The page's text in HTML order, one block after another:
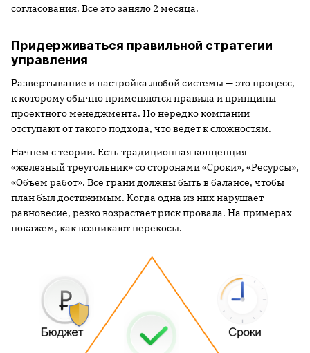
согласования. Всё это заняло 2 месяца.
Придерживаться правильной стратегии
управления
Развертывание и настройка любой системы — это процесс,
к которому обычно применяются правила и принципы
проектного менеджмента. Но нередко компании
отступают от такого подхода, что ведет к сложностям.
Начнем с теории. Есть традиционная концепция
«железный треугольник» со сторонами «Сроки», «Ресурсы»,
«Объем работ». Все грани должны быть в балансе, чтобы
план был достижимым. Когда одна из них нарушает
равновесие, резко возрастает риск провала. На примерах
покажем, как возникают перекосы.